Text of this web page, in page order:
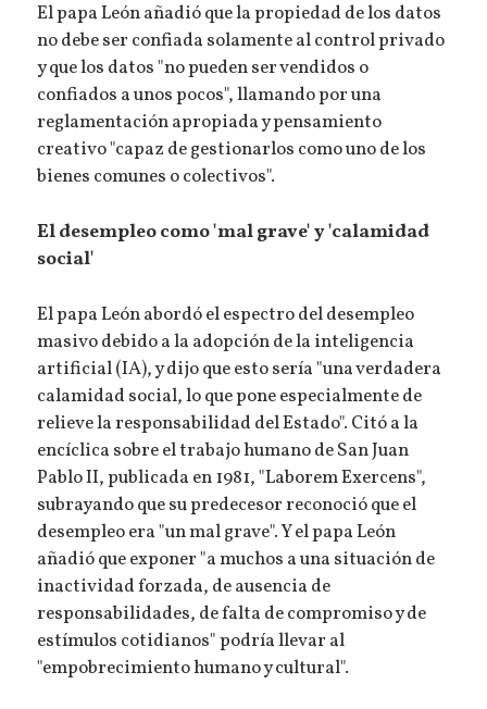
El papa León añadió que la propiedad de los datos
no debe ser confiada solamente al control privado
y que los datos "no pueden ser vendidos o
confiados a unos pocos", llamando por una
reglamentación apropiada y pensamiento
creativo "capaz de gestionarlos como uno de los
bienes comunes o colectivos".
El desempleo como 'mal grave' y 'calamidad
social'
El papa León abordó el espectro del desempleo
masivo debido a la adopción de la inteligencia
artificial (IA), y dijo que esto sería "una verdadera
calamidad social, lo que pone especialmente de
relieve la responsabilidad del Estado". Citó a la
encíclica sobre el trabajo humano de San Juan
Pablo II, publicada en 1981, "Laborem Exercens",
subrayando que su predecesor reconoció que el
desempleo era "un mal grave". Y el papa León
añadió que exponer "a muchos a una situación de
inactividad forzada, de ausencia de
responsabilidades, de falta de compromiso y de
estímulos cotidianos" podría llevar al
"empobrecimiento humano y cultural".